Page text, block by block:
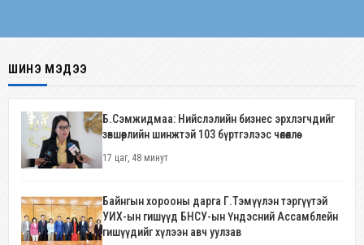
ШИНЭ МЭДЭЭ
Б.Сэмжидмаа: Нийслэлийн бизнес эрхлэгчдийг
зөвшөөрлийн шинжтэй 103 бүртгэлээс чөлөөллөө
17 цаг, 48 минут
Байнгын хорооны дарга Г.Тэмүүлэн тэргүүтэй
УИХ-ын гишүүд БНСУ-ын Үндэсний Ассамблейн
гишүүдийг хүлээн авч уулзав